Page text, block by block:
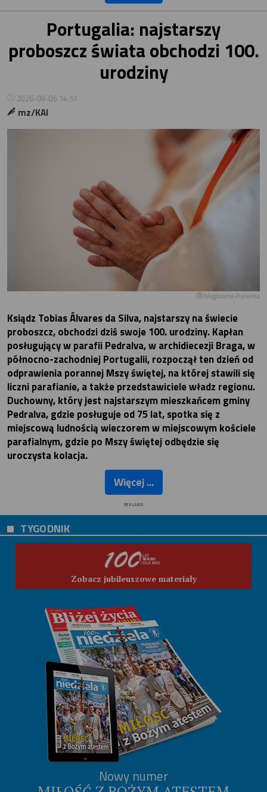
Portugalia: najstarszy
proboszcz świata obchodzi 100.
urodziny
2026-08-06 14:51
mz/KAI
Magdalena Pijewska
Ksiądz Tobias Álvares da Silva, najstarszy na świecie
proboszcz, obchodzi dziś swoje 100. urodziny. Kapłan
posługujący w parafii Pedralva, w archidiecezji Braga, w
północno-zachodniej Portugalii, rozpoczął ten dzień od
odprawienia porannej Mszy świętej, na której stawili się
liczni parafianie, a także przedstawiciele władz regionu.
Duchowny, który jest najstarszym mieszkańcem gminy
Pedralva, gdzie posługuje od 75 lat, spotka się z
miejscową ludnością wieczorem w miejscowym kościele
parafialnym, gdzie po Mszy świętej odbędzie się
uroczysta kolacja.
Więcej ...
REKLAMA
TYGODNIK
Zobacz jubileuszowe materiały
Nowy numer